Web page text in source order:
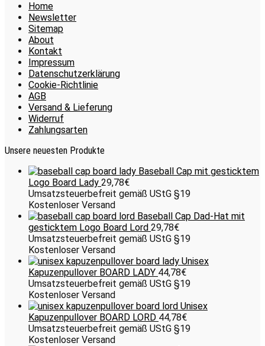
Home
Newsletter
Sitemap
About
Kontakt
Impressum
Datenschutzerklärung
Cookie-Richtlinie
AGB
Versand & Lieferung
Widerruf
Zahlungsarten
Unsere neuesten Produkte
Baseball Cap mit gesticktem
Logo Board Lady 29,78€
Umsatzsteuerbefreit gemäß UStG §19
Kostenloser Versand
Baseball Cap Dad-Hat mit
gesticktem Logo Board Lord 29,78€
Umsatzsteuerbefreit gemäß UStG §19
Kostenloser Versand
Unisex
Kapuzenpullover BOARD LADY 44,78€
Umsatzsteuerbefreit gemäß UStG §19
Kostenloser Versand
Unisex
Kapuzenpullover BOARD LORD 44,78€
Umsatzsteuerbefreit gemäß UStG §19
Kostenloser Versand